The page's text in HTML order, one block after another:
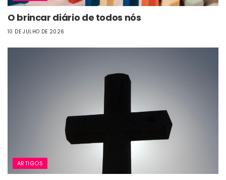
O brincar diário de todos nós
10 DE JULHO DE 2026
ARTIGOS